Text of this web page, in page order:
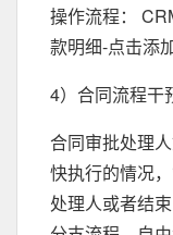
操作流程：
款明细-点击添
4）合同流程干
合同审批处理
快执行的情况
处理人或者结